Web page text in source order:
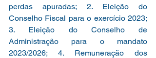
perdas apuradas; 2. Eleição do
Conselho Fiscal para o exercício 2023;
3. Eleição do Conselho de
Administração para o mandato
2023/2026; 4. Remuneração dos